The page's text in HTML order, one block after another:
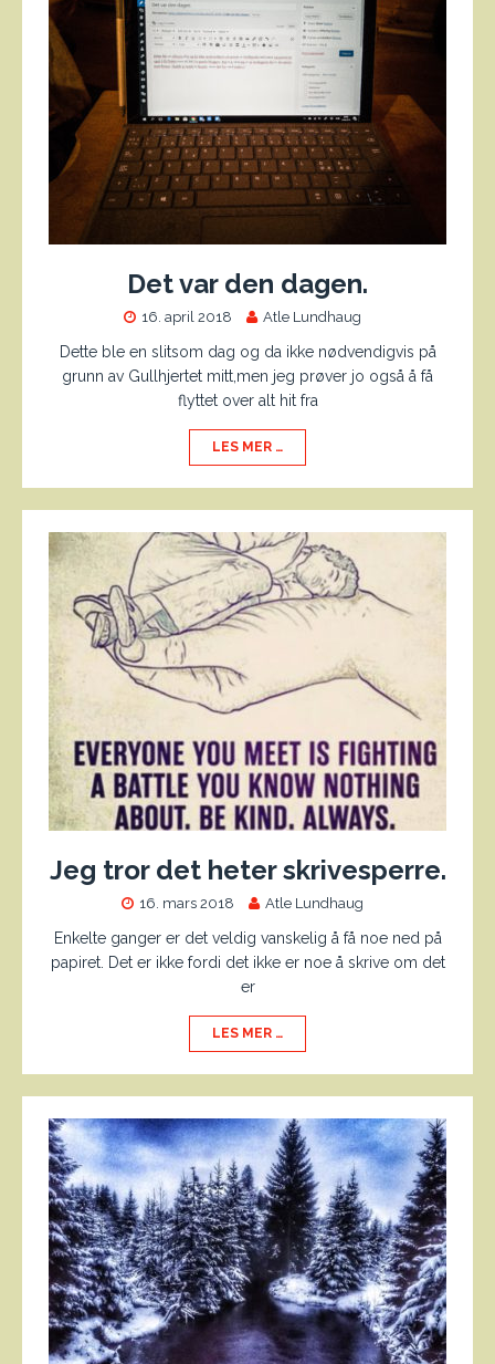
Det var den dagen.
16. april 2018 Atle Lundhaug
Dette ble en slitsom dag og da ikke nødvendigvis på
grunn av Gullhjertet mitt,men jeg prøver jo også å få
flyttet over alt hit fra
LES MER …
Jeg tror det heter skrivesperre.
16. mars 2018 Atle Lundhaug
Enkelte ganger er det veldig vanskelig å få noe ned på
papiret. Det er ikke fordi det ikke er noe å skrive om det
er
LES MER …